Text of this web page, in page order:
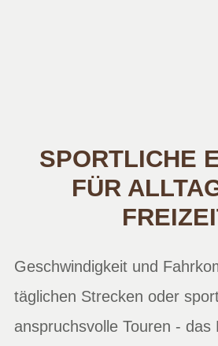
SPORTLICHE
FÜR
Geschwindigkeit und
täglichen Strecken oder
anspruchsvolle Touren - das